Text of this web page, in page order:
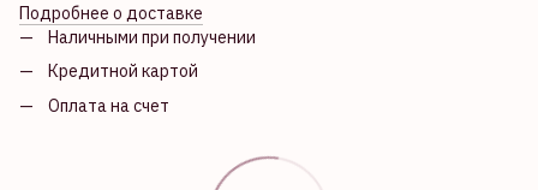
Подробнее о доставке
Наличными при получении
Кредитной картой
Оплата на счет